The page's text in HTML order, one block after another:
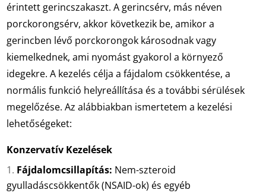
érintett gerincszakaszt. A gerincsérv, más néven
porckorongsérv, akkor következik be, amikor a
gerincben lévő porckorongok károsodnak vagy
kiemelkednek, ami nyomást gyakorol a környező
idegekre. A kezelés célja a fájdalom csökkentése, a
normális funkció helyreállítása és a további sérülések
megelőzése. Az alábbiakban ismertetem a kezelési
lehetőségeket:
Konzervatív Kezelések
Fájdalomcsillapítás: Nem-szteroid
gyulladáscsökkentők (NSAID-ok) és egyéb